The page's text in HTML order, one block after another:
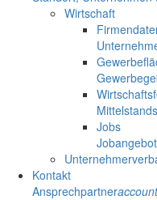
Wirtschaft
Jobs
Kontakt
Ansprechpartner